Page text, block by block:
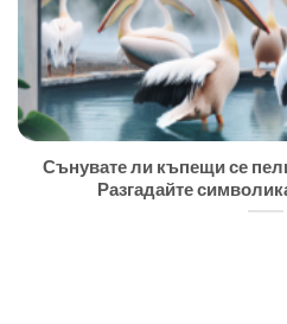
Сънувате ли къпещи се
Разгадайте